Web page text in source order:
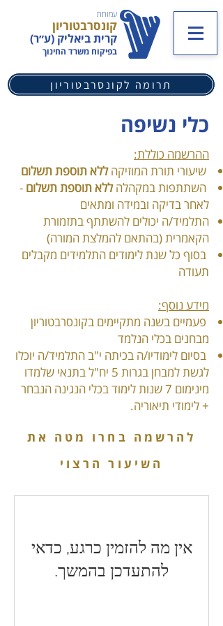
עמותת
קונסרבטוריון
קרית ביאליק (ע״ר)
בפיקוח משרד החינוך
תרומה לקונסרבטוריון
כלי נשיפה
ההרשמה כוללת:
שיעורי תורת המוזיקהללא תוספת תשלום
השתתפות במקהלהללא תוספת תשלום -
לאחר בדיקה ובמידה ומתאים
התלמיד/ה יכולים להשתתף בתזמורת
הקאמרית (בהתאם להמלצת המורה)
בסוף כל שנת לימודים התלמידים מקבלים
תעודה
מידע נוסף:
פעמיים בשנה מתקיימים בקונסרבטוריון
מבחנים בכלי הנלמד
בסיום לימודיו/ה בכיתה י"ב התלמיד/ה יוכלו
לגשת למבחן בגרות 5 יח"ל בתנאי שלמדו
מינימום 7 שנות לימוד בכלי הנגינה הנבחר
+ לימודי תיאוריה.
להרשמה בחרו מטה את
השיעור הרצוי
אין מה להזמין כרגע, כדאי
להתעדכן בהמשך.